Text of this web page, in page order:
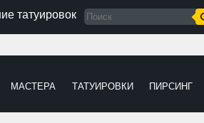
татуировок
МАСТЕРА ТАТУИРОВКИ ПИРСИНГ